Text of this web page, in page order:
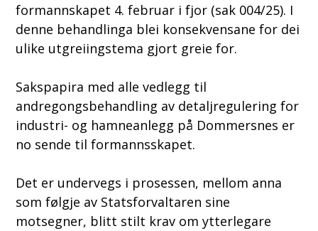
formannskapet 4. februar i fjor (sak 004/25). I
denne behandlinga blei konsekvensane for dei
ulike utgreiingstema gjort greie for.
Sakspapira med alle vedlegg til
andregongsbehandling av detaljregulering for
industri- og hamneanlegg på Dommersnes er
no sende til formannsskapet.
Det er undervegs i prosessen, mellom anna
som følgje av Statsforvaltaren sine
motsegner, blitt stilt krav om ytterlegare